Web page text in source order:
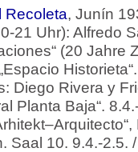
Recoleta, Junín
21 Uhr): Alfredo
(20 Jahre
Diego Rivera y
Planta Baja“.
Saal 10. 9.4.-2.5.